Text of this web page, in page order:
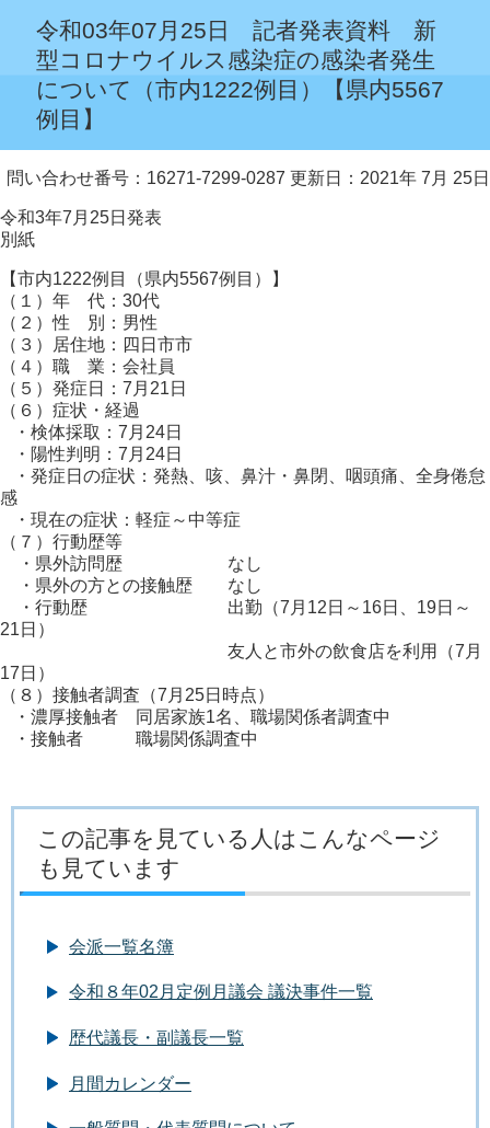
令和03年07月25日 記者発表資料 新
型コロナウイルス感染症の感染者発生
について（市内1222例目）【県内5567
例目】
問い合わせ番号：16271-7299-0287 更新日：2021年 7月 25日
令和3年7月25日発表
別紙
【市内1222例目（県内5567例目）】
（１）年 代：30代
（２）性 別：男性
（３）居住地：四日市市
（４）職 業：会社員
（５）発症日：7月21日
（６）症状・経過
・検体採取：7月24日
・陽性判明：7月24日
・発症日の症状：発熱、咳、鼻汁・鼻閉、咽頭痛、全身倦怠
感
・現在の症状：軽症～中等症
（７）行動歴等
・県外訪問歴 なし
・県外の方との接触歴 なし
・行動歴 出勤（7月12日～16日、19日～
21日）
友人と市外の飲食店を利用（7月
17日）
（８）接触者調査（7月25日時点）
・濃厚接触者 同居家族1名、職場関係者調査中
・接触者 職場関係調査中
この記事を見ている人はこんなページ
も見ています
会派一覧名簿
令和８年02月定例月議会 議決事件一覧
歴代議長・副議長一覧
月間カレンダー